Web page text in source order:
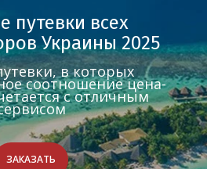
путевки всех
Украины 2025
в которых
соотношение цена-
с отличным
ЗАКАЗАТЬ